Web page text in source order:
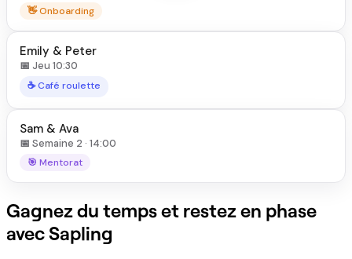
👋 Onboarding
Emily & Peter
📅 Jeu 10:30
☕ Café roulette
Sam & Ava
📅 Semaine 2 · 14:00
🎯 Mentorat
Gagnez du temps et restez en phase
avec Sapling